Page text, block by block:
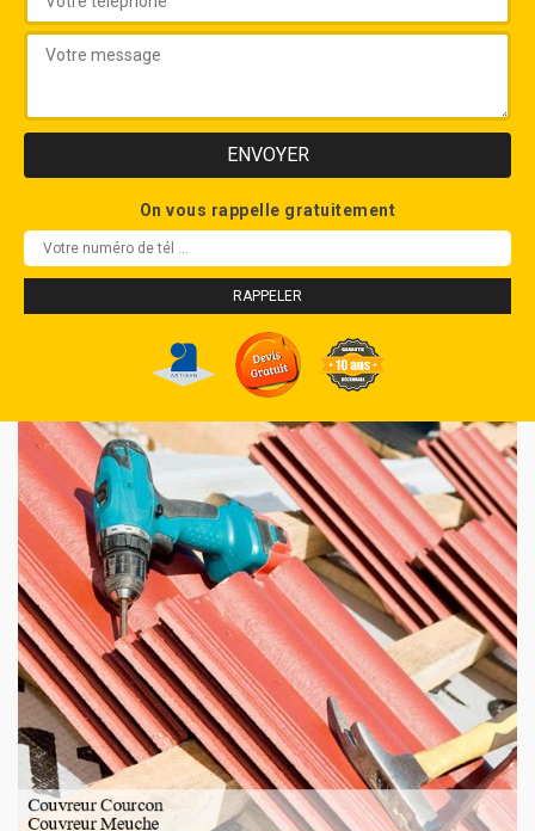
On vous rappelle gratuitement